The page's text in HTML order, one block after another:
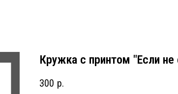
Кружка с принтом "Если
300 р.